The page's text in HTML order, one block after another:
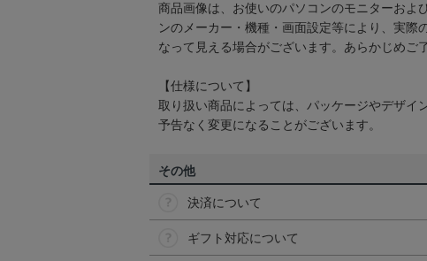
商品画像は、お使いのパソコンのモニターおよ
ンのメーカー・機種・画面設定等により、実際
なって見える場合がございます。あらかじめご
【仕様について】
取り扱い商品によっては、パッケージやデザイ
予告なく変更になることがございます。
その他
決済について
ギフト対応について